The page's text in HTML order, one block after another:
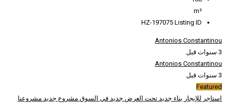
العرضجديد في السوقمشروع جديدمشروعنا